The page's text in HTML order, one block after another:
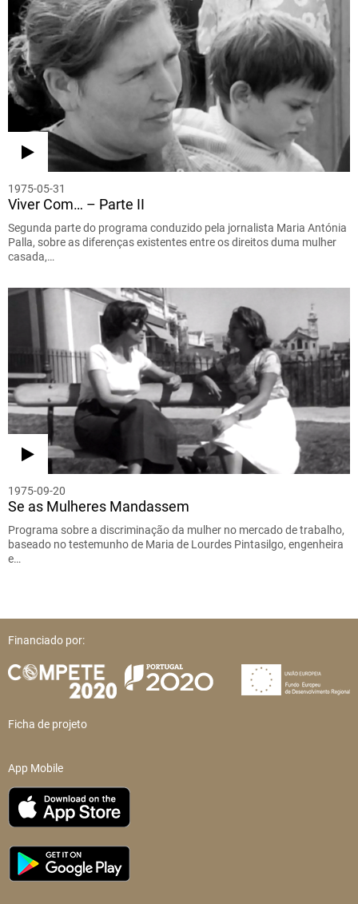
1975-05-31
Viver Com… – Parte II
Segunda parte do programa conduzido pela jornalista Maria Antónia
Palla, sobre as diferenças existentes entre os direitos duma mulher
casada,…
1975-09-20
Se as Mulheres Mandassem
Programa sobre a discriminação da mulher no mercado de trabalho,
baseado no testemunho de Maria de Lourdes Pintasilgo, engenheira
e…
Financiado por:
Ficha de projeto
App Mobile